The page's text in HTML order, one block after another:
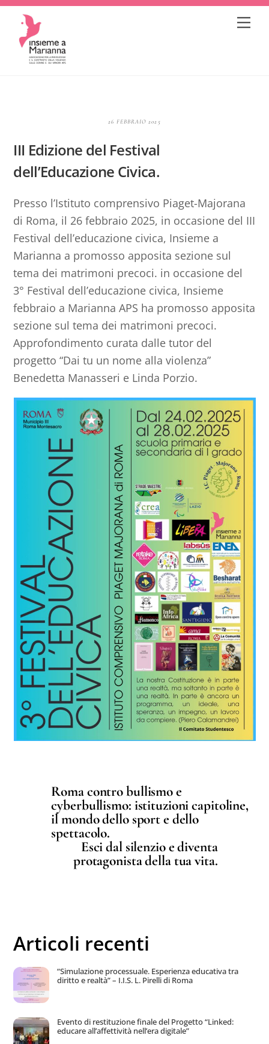
Skip
content
26 FEBBRAIO 2025
III Edizione del Festival
dell’Educazione Civica.
Presso l’Istituto comprensivo Piaget-Majorana
di Roma, il 26 febbraio 2025, in occasione del III
Festival dell’educazione civica, Insieme a
Marianna a promosso apposita sezione sul
tema dei matrimoni precoci. in occasione del
3° Festival dell’educazione civica, Insieme
febbraio a Marianna APS ha promosso apposita
sezione sul tema dei matrimoni precoci.
Approfondimento curata dalle tutor del
progetto “Dai tu un nome alla violenza”
Benedetta Manasseri e Linda Porzio.
Roma contro bullismo e
cyberbullismo: istituzioni capitoline,
il mondo dello sport e dello
spettacolo.
Esci dal silenzio e diventa
protagonista della tua vita.
Articoli recenti
“Simulazione processuale. Esperienza educativa tra
diritto e realtà” – I.I.S. L. Pirelli di Roma
Evento di restituzione finale del Progetto “Linked:
educare all’affettività nell’era digitale”